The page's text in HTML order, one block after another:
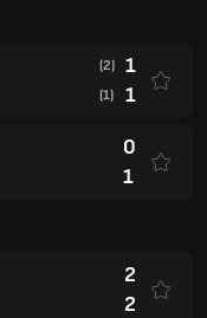
(2) 1
(1) 1
0
1
2
2